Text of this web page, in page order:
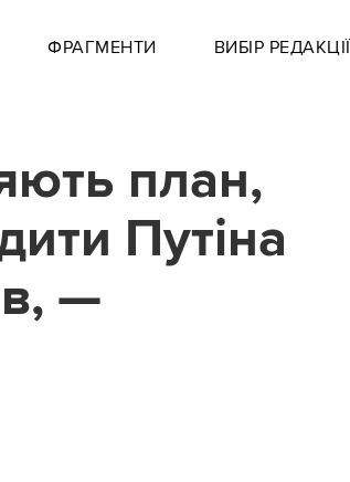
ФРАГМЕНТИ ВИБІР РЕДАКЦІЇ
план,
Путіна
—